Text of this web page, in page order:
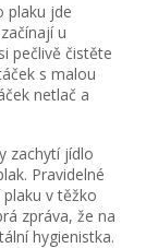
plaku jde
u
pečlivě čistěte
s malou
netlač a
zachytí jídlo
Pravidelné
v těžko
zpráva, že na
hygienistka.